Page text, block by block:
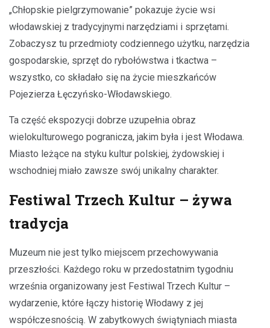
„Chłopskie pielgrzymowanie” pokazuje życie wsi
włodawskiej z tradycyjnymi narzędziami i sprzętami.
Zobaczysz tu przedmioty codziennego użytku, narzędzia
gospodarskie, sprzęt do rybołówstwa i tkactwa –
wszystko, co składało się na życie mieszkańców
Pojezierza Łęczyńsko-Włodawskiego.
Ta część ekspozycji dobrze uzupełnia obraz
wielokulturowego pogranicza, jakim była i jest Włodawa.
Miasto leżące na styku kultur polskiej, żydowskiej i
wschodniej miało zawsze swój unikalny charakter.
Festiwal Trzech Kultur – żywa
tradycja
Muzeum nie jest tylko miejscem przechowywania
przeszłości. Każdego roku w przedostatnim tygodniu
września organizowany jest Festiwal Trzech Kultur –
wydarzenie, które łączy historię Włodawy z jej
współczesnością. W zabytkowych świątyniach miasta